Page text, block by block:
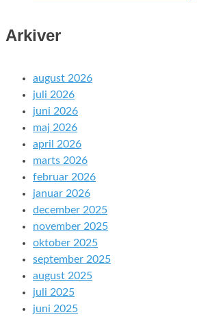
Arkiver
august 2026
juli 2026
juni 2026
maj 2026
april 2026
marts 2026
februar 2026
januar 2026
december 2025
november 2025
oktober 2025
september 2025
august 2025
juli 2025
juni 2025